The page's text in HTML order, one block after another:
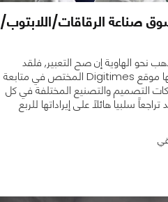
صناعة الرقاقات/اللابتوب/
نحو الهاوية إن صح التعبير, فلقد
اظهرت أخر الدراسات التي أقامها موقع Digitimes المختص في متابعة
التصميم والتصنيع المختلفة في كل
سلبيا هائلاً على إيراداتها للربع